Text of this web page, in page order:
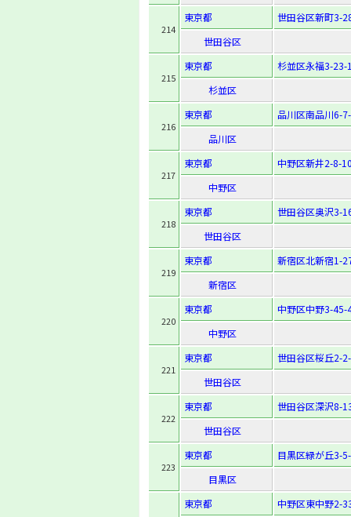
214
東京都
世田谷区新町3-
世田谷区
215
東京都
杉並区永福3-23-
杉並区
216
東京都
品川区南品川6-
品川区
217
東京都
中野区新井2-8-
中野区
218
東京都
世田谷区奥沢3-
世田谷区
219
東京都
新宿区北新宿1-
新宿区
220
東京都
中野区中野3-45-
中野区
221
東京都
世田谷区桜丘2-
世田谷区
222
東京都
世田谷区深沢8-
世田谷区
223
東京都
目黒区緑が丘3-
目黒区
東京都
中野区東中野2-